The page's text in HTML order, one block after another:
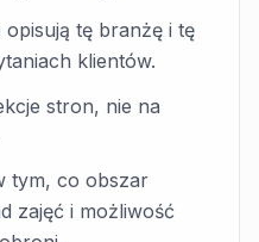
tę branżę i tę
klientów.
stron, nie na
tym, co obszar
zajęć i możliwość